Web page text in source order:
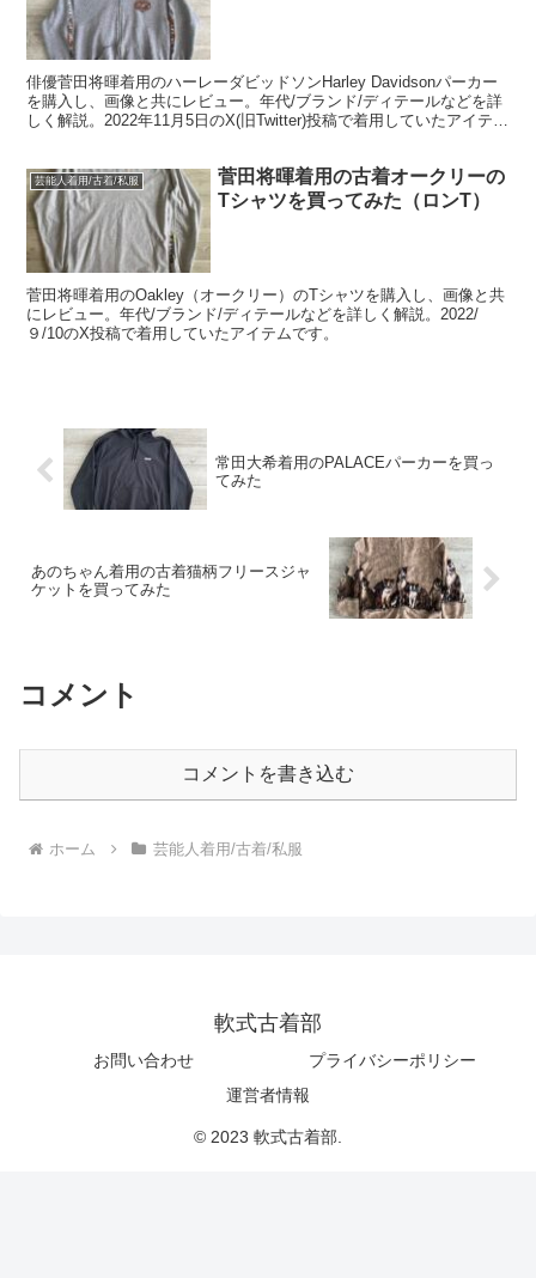
俳優菅田将暉着用のハーレーダビッドソンHarley Davidsonパーカー
を購入し、画像と共にレビュー。年代/ブランド/ディテールなどを詳
しく解説。2022年11月5日のX(旧Twitter)投稿で着用していたアイテム
芸能人着用/古着/私服
菅田将暉着用の古着オークリーの
Tシャツを買ってみた（ロンT）
菅田将暉着用のOakley（オークリー）のTシャツを購入し、画像と共
にレビュー。年代/ブランド/ディテールなどを詳しく解説。2022/
９/10のX投稿で着用していたアイテムです。
常田大希着用のPALACEパーカーを買っ
てみた
あのちゃん着用の古着猫柄フリースジャ
ケットを買ってみた
コメント
コメントを書き込む
ホーム 芸能人着用/古着/私服
軟式古着部
お問い合わせ
プライバシーポリシー
運営者情報
© 2023 軟式古着部.